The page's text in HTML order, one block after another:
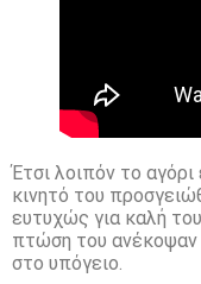
Έτσι λοιπόν το
κινητό του
ευτυχώς για καλή
πτώση του ανέκοψαν
στο υπόγειο.